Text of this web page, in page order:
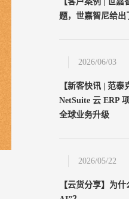
题，世嘉智尼给出
2026/06/03
【新客快讯 | 范
NetSuite 云 ERP
全球业务升级
2026/05/22
【云货分享】为